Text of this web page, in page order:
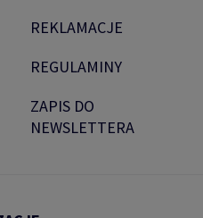
REKLAMACJE
REGULAMINY
ZAPIS DO
NEWSLETTERA